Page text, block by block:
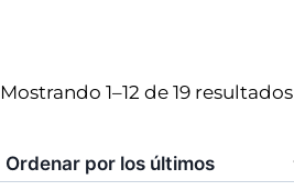
Mostrando 1–12 de 19 resultados